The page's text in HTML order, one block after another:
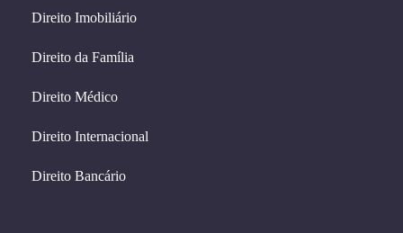
Direito Imobiliário
Direito da Família
Direito Médico
Direito Internacional
Direito Bancário